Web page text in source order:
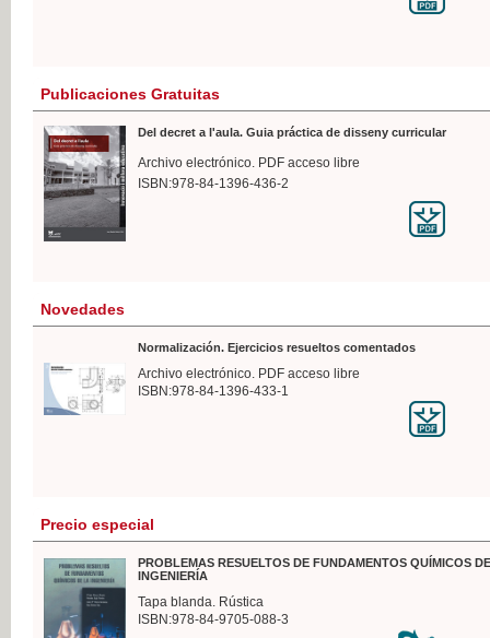
Publicaciones Gratuitas
Del decret a l'aula. Guia práctica de disseny curricular
Archivo electrónico. PDF acceso libre
ISBN:978-84-1396-436-2
Novedades
Normalización. Ejercicios resueltos comentados
Archivo electrónico. PDF acceso libre
ISBN:978-84-1396-433-1
Precio especial
PROBLEMAS RESUELTOS DE FUNDAMENTOS QUÍMICOS
INGENIERÍA
Tapa blanda. Rústica
ISBN:978-84-9705-088-3